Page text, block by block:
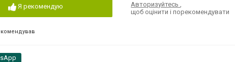
Я рекомендую Авторизуйтесь,
щоб оцінити і порекомендувати